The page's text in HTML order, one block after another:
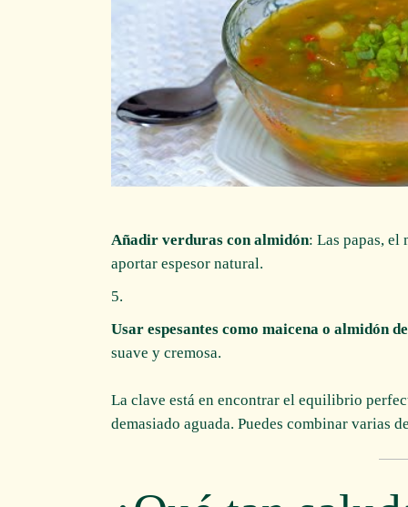
Añadir verduras con almidón: Las papas, el
aportar espesor natural.
Usar espesantes como maicena o almidón
suave y cremosa.
La clave está en encontrar el equilibrio
demasiado aguada. Puedes combinar varias